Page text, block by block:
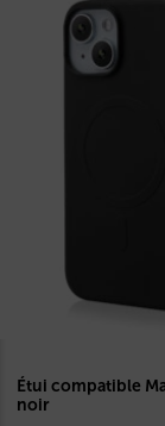
Étui compatible
noir